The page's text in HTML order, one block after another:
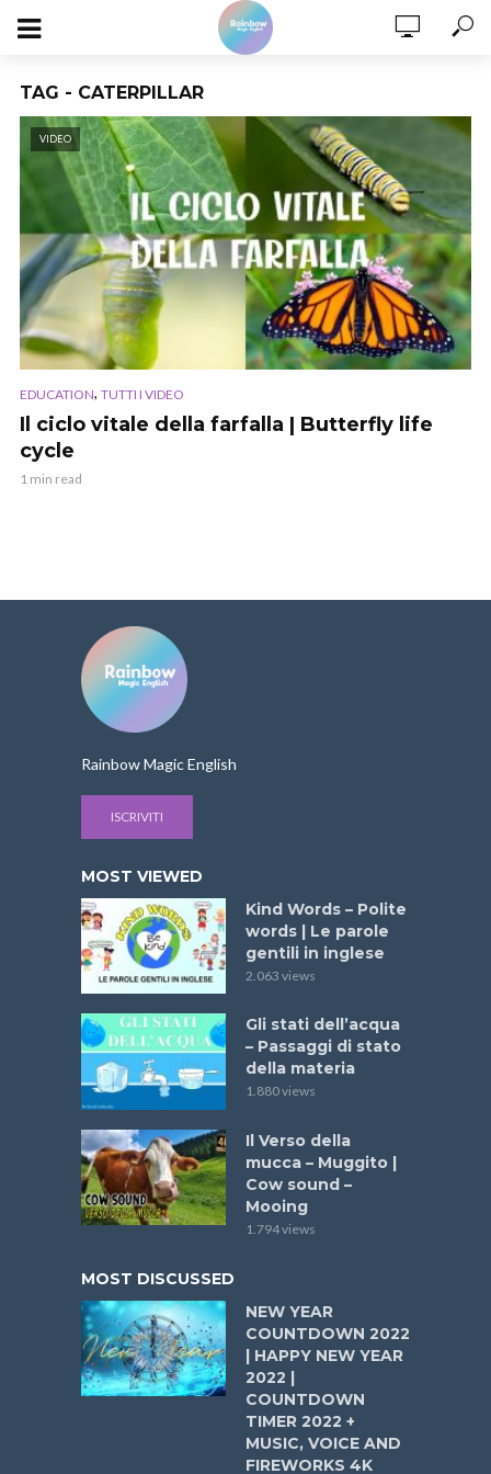
TAG - CATERPILLAR
VIDEO
EDUCATION, TUTTI I VIDEO
Il ciclo vitale della farfalla | Butterfly life
cycle
1 min read
Rainbow Magic English
ISCRIVITI
MOST VIEWED
Kind Words – Polite
words | Le parole
gentili in inglese
2.063 views
Gli stati dell’acqua
– Passaggi di stato
della materia
1.880 views
Il Verso della
mucca – Muggito |
Cow sound –
Mooing
1.794 views
MOST DISCUSSED
NEW YEAR
COUNTDOWN 2022
| HAPPY NEW YEAR
2022 |
COUNTDOWN
TIMER 2022 +
MUSIC, VOICE AND
FIREWORKS 4K